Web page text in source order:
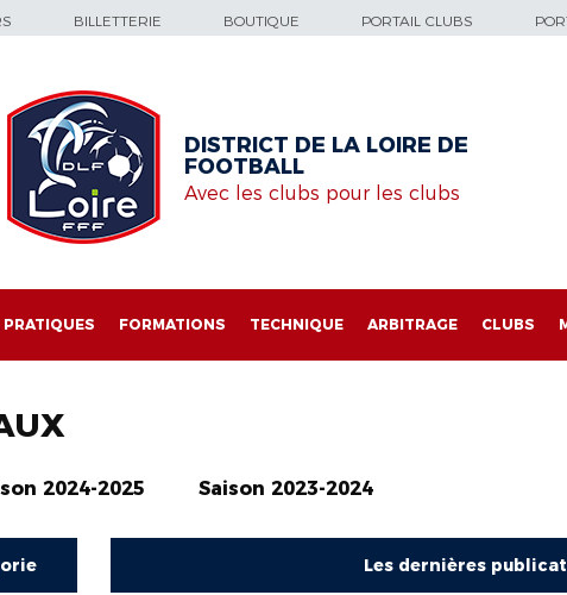
BILLETTERIE BOUTIQUE PORTAIL CLUBS
DISTRICT DE LA LOIRE DE
FOOTBALL
Avec les clubs pour les clubs
PRATIQUES FORMATIONS TECHNIQUE ARBITRAGE CLUBS
2024-2025 Saison 2023-2024
Les dernières